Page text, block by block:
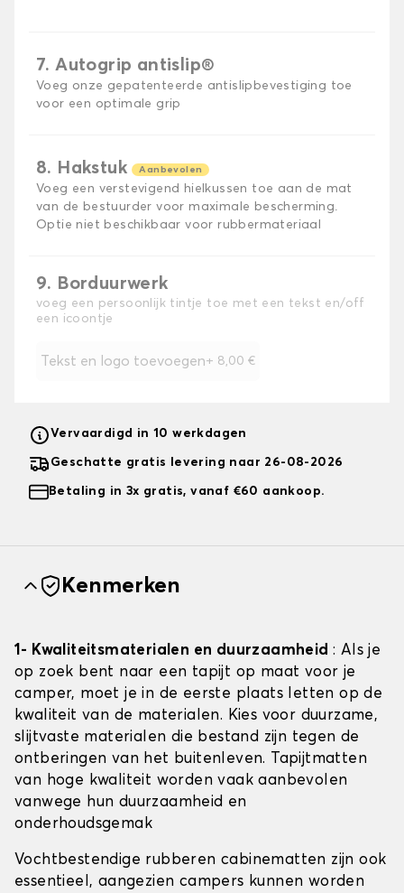
7. Autogrip antislip®
Voeg onze gepatenteerde antislipbevestiging toe
voor een optimale grip
8. Hakstuk Aanbevolen
Voeg een verstevigend hielkussen toe aan de mat
van de bestuurder voor maximale bescherming.
Optie niet beschikbaar voor rubbermateriaal
9. Borduurwerk
voeg een persoonlijk tintje toe met een tekst en/off
een icoontje
Tekst en logo toevoegen+ 8,00 €
Vervaardigd in 10 werkdagen
Geschatte gratis levering naar 26-08-2026
Betaling in 3x gratis, vanaf €60 aankoop.
Kenmerken
1- Kwaliteitsmaterialen en duurzaamheid : Als je
op zoek bent naar een tapijt op maat voor je
camper, moet je in de eerste plaats letten op de
kwaliteit van de materialen. Kies voor duurzame,
slijtvaste materialen die bestand zijn tegen de
ontberingen van het buitenleven. Tapijtmatten
van hoge kwaliteit worden vaak aanbevolen
vanwege hun duurzaamheid en
onderhoudsgemak
Vochtbestendige rubberen cabinematten zijn ook
essentieel, aangezien campers kunnen worden